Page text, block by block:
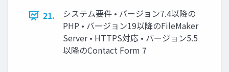
21.
システム要件 • バージョン7.4以降の
PHP • バージョン19以降のFileMaker
Server • HTTPS対応 • バージョン5.5
以降のContact Form 7